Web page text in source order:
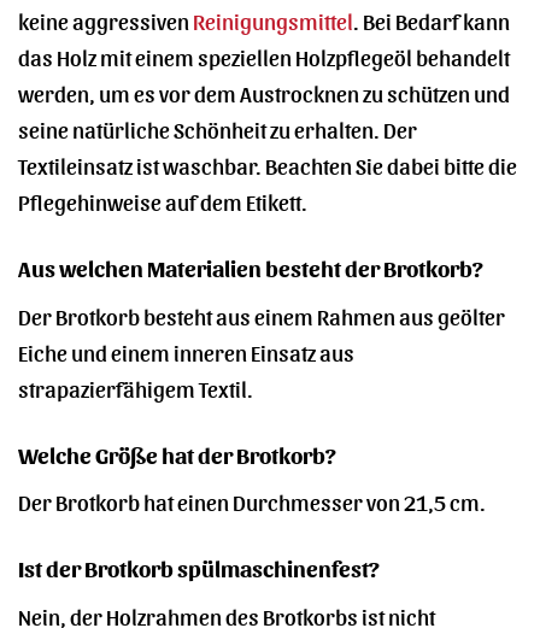
keine aggressiven Reinigungsmittel . Bei Bedarf kann
das Holz mit einem speziellen Holzpflegeöl behandelt
werden, um es vor dem Austrocknen zu schützen und
seine natürliche Schönheit zu erhalten. Der
Textileinsatz ist waschbar. Beachten Sie dabei bitte die
Pflegehinweise auf dem Etikett.
Aus welchen Materialien besteht der Brotkorb?
Der Brotkorb besteht aus einem Rahmen aus geölter
Eiche und einem inneren Einsatz aus
strapazierfähigem Textil.
Welche Größe hat der Brotkorb?
Der Brotkorb hat einen Durchmesser von 21,5 cm.
Ist der Brotkorb spülmaschinenfest?
Nein, der Holzrahmen des Brotkorbs ist nicht